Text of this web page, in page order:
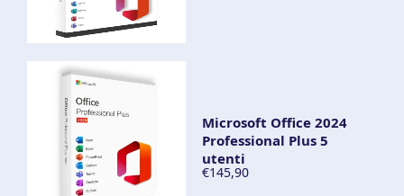
Microsoft Office 2024
Professional Plus 5
utenti
€145,90